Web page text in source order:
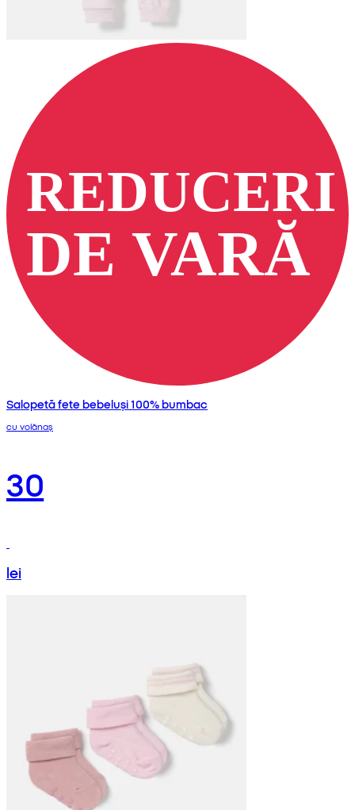
Salopetă fete bebeluși 100% bumbac
cu volănaș
30
lei